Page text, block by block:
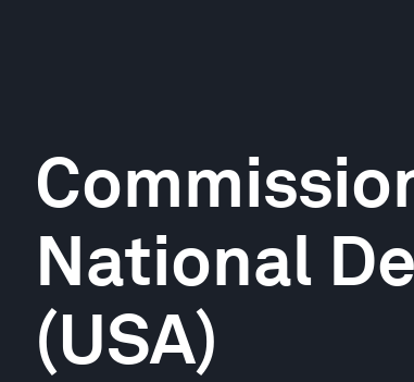
National
(USA)